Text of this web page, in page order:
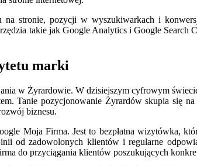
stronie, pozycji w wyszukiwarkach i
takie jak Google Analytics i Google Search
marki
w Żyrardowie. W dzisiejszym cyfrowym
Tanie pozycjonowanie Żyrardów skupia się
biznesu.
Moja Firma. Jest to bezpłatna wizytówka,
od zadowolonych klientów i regularne
do przyciągania klientów poszukujących